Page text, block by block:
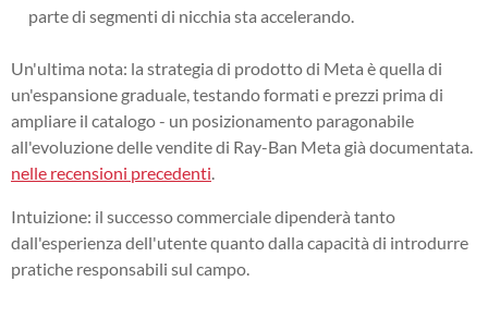
parte di segmenti di nicchia sta accelerando.
Un'ultima nota: la strategia di prodotto di Meta è quella di
un'espansione graduale, testando formati e prezzi prima di
ampliare il catalogo - un posizionamento paragonabile
all'evoluzione delle vendite di Ray-Ban Meta già documentata.
nelle recensioni precedenti
Intuizione: il successo commerciale dipenderà tanto
dall'esperienza dell'utente quanto dalla capacità di introdurre
pratiche responsabili sul campo.